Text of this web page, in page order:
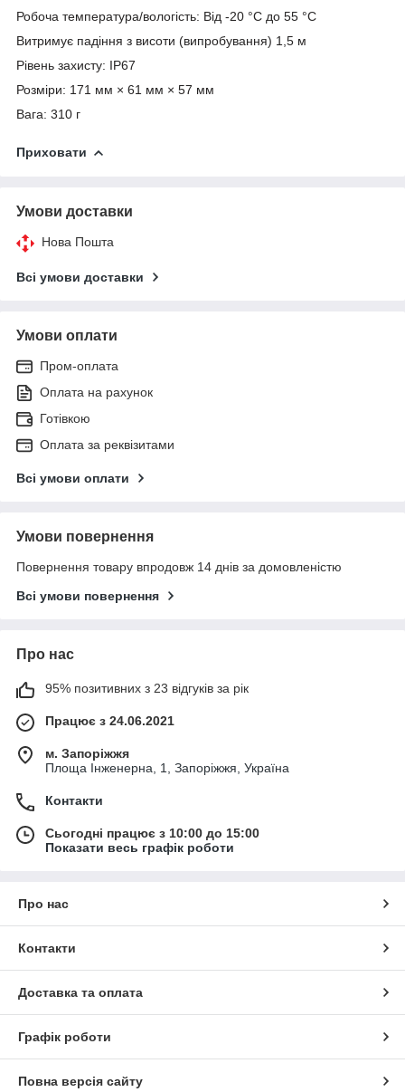
Робоча температура/вологість: Від -20 °C до 55 °C
Витримує падіння з висоти (випробування) 1,5 м
Рівень захисту: IP67
Розміри: 171 мм × 61 мм × 57 мм
Вага: 310 г
Приховати
Умови доставки
Нова Пошта
Всі умови доставки
Умови оплати
Пром-оплата
Оплата на рахунок
Готівкою
Оплата за реквізитами
Всі умови оплати
Умови повернення
Повернення товару впродовж 14 днів за домовленістю
Всі умови повернення
Про нас
95% позитивних з 23 відгуків за рік
Працює з 24.06.2021
м. Запоріжжя
Площа Інженерна, 1, Запоріжжя, Україна
Контакти
Сьогодні працює з 10:00 до 15:00
Показати весь графік роботи
Про нас
Контакти
Доставка та оплата
Графік роботи
Повна версія сайту